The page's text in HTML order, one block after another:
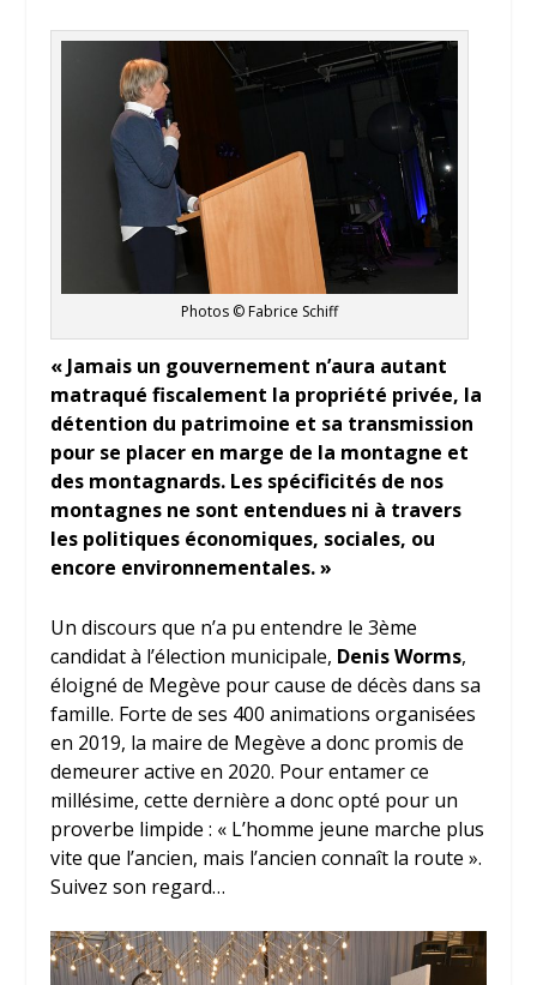
Photos © Fabrice Schiff
« Jamais un gouvernement n’aura autant
matraqué fiscalement la propriété privée, la
détention du patrimoine et sa transmission
pour se placer en marge de la montagne et
des montagnards. Les spécificités de nos
montagnes ne sont entendues ni à travers
les politiques économiques, sociales, ou
encore environnementales. »
Un discours que n’a pu entendre le 3ème
candidat à l’élection municipale, Denis Worms,
éloigné de Megève pour cause de décès dans sa
famille. Forte de ses 400 animations organisées
en 2019, la maire de Megève a donc promis de
demeurer active en 2020. Pour entamer ce
millésime, cette dernière a donc opté pour un
proverbe limpide : « L’homme jeune marche plus
vite que l’ancien, mais l’ancien connaît la route ».
Suivez son regard…